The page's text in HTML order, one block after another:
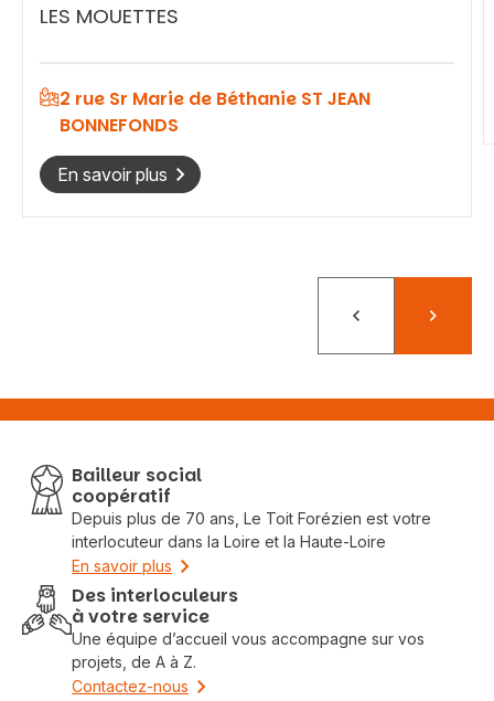
LES MOUETTES
2 rue Sr Marie de Béthanie ST JEAN
BONNEFONDS
En savoir plus
PrécédentSuivant
Bailleur social
coopératif
Depuis plus de 70 ans, Le Toit Forézien est votre
interlocuteur dans la Loire et la Haute-Loire
En savoir plus
Des interloculeurs
à votre service
Une équipe d’accueil vous accompagne sur vos
projets, de A à Z.
Contactez-nous